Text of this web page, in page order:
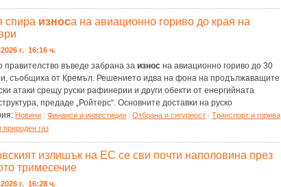
спира износа на авиационно гориво до края на
г. 16:16 ч.
правителство въведе забрана за износ на авиационно гориво до 30
съобщиха от Кремъл. Решението идва на фона на продължаващите
атаки срещу руски рафинерии и други обекти от енергийната
предаде „Ройтерс“. Основните доставки на руско
Новини | Финанси и инвестиции | Отбрана и сигурност | Tранспорт и горива
газ
излишък на ЕС се сви почти наполовина през
тримесечие
г. 16:28 ч.